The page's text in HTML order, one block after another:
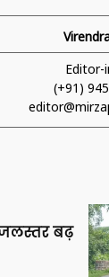
Editor-
(+91)
जलस्तर बढ़